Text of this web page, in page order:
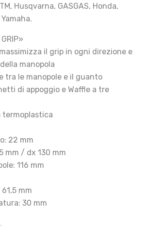
Husqvarna, GASGAS, Honda,
il grip in ogni direzione e
manopola
tra le manopole e il guanto
di appoggio e Waffle a tre
termoplastica
22 mm
mm / dx 130 mm
116 mm
mm
30 mm